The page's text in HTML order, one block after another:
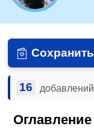
Сохранить
16
Оглавление